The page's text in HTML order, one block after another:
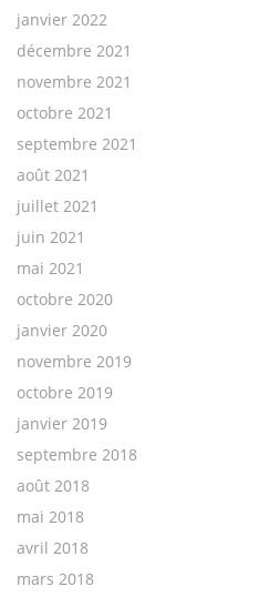
janvier 2022
décembre 2021
novembre 2021
octobre 2021
septembre 2021
août 2021
juillet 2021
juin 2021
mai 2021
octobre 2020
janvier 2020
novembre 2019
octobre 2019
janvier 2019
septembre 2018
août 2018
mai 2018
avril 2018
mars 2018